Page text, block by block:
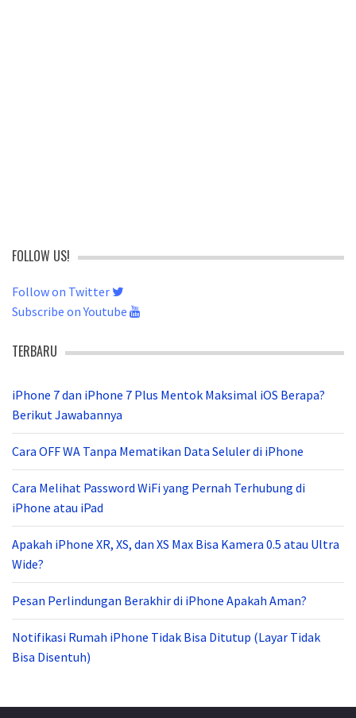
FOLLOW US!
Follow on Twitter
Subscribe on Youtube
TERBARU
iPhone 7 dan iPhone 7 Plus Mentok Maksimal iOS Berapa?
Berikut Jawabannya
Cara OFF WA Tanpa Mematikan Data Seluler di iPhone
Cara Melihat Password WiFi yang Pernah Terhubung di
iPhone atau iPad
Apakah iPhone XR, XS, dan XS Max Bisa Kamera 0.5 atau Ultra
Wide?
Pesan Perlindungan Berakhir di iPhone Apakah Aman?
Notifikasi Rumah iPhone Tidak Bisa Ditutup (Layar Tidak
Bisa Disentuh)